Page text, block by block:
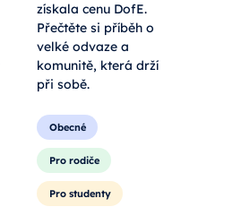
získala cenu DofE.
Přečtěte si příběh o
velké odvaze a
komunitě, která drží
při sobě.
Obecné
Pro rodiče
Pro studenty